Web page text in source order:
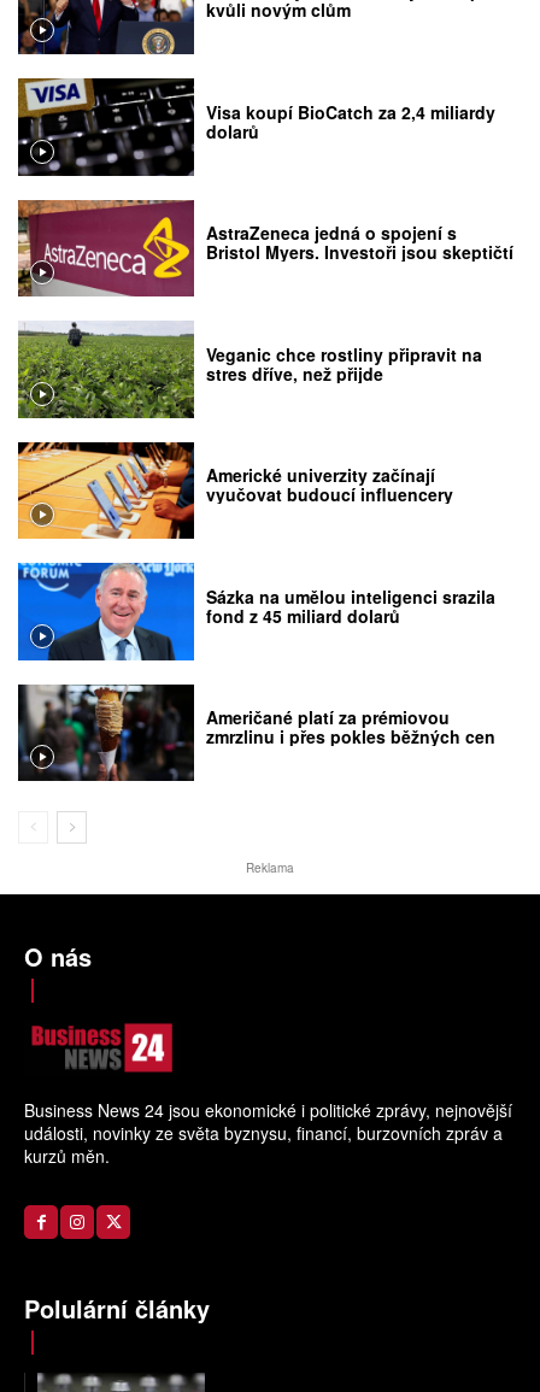
kvůli novým clům
Visa koupí BioCatch za 2,4 miliardy
dolarů
AstraZeneca jedná o spojení s
Bristol Myers. Investoři jsou skeptičtí
Veganic chce rostliny připravit na
stres dříve, než přijde
Americké univerzity začínají
vyučovat budoucí influencery
Sázka na umělou inteligenci srazila
fond z 45 miliard dolarů
Američané platí za prémiovou
zmrzlinu i přes pokles běžných cen
Reklama
O nás
Business News 24 jsou ekonomické i politické zprávy, nejnovější
události, novinky ze světa byznysu, financí, burzovních zpráv a
kurzů měn.
Polulární články